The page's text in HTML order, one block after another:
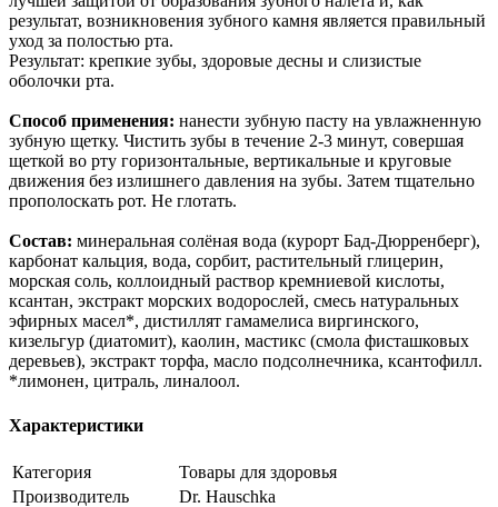
результат, возникновения зубного камня является правильный
уход за полостью рта.
Результат: крепкие зубы, здоровые десны и слизистые
оболочки рта.
Способ применения: нанести зубную пасту на увлажненную
зубную щетку. Чистить зубы в течение 2-3 минут, совершая
щеткой во рту горизонтальные, вертикальные и круговые
движения без излишнего давления на зубы. Затем тщательно
прополоскать рот. Не глотать.
Состав: минеральная солёная вода (курорт Бад-Дюрренберг),
карбонат кальция, вода, сорбит, растительный глицерин,
морская соль, коллоидный раствор кремниевой кислоты,
ксантан, экстракт морских водорослей, смесь натуральных
эфирных масел*, дистиллят гамамелиса виргинского,
кизельгур (диатомит), каолин, мастикс (смола фисташковых
деревьев), экстракт торфа, масло подсолнечника, ксантофилл.
*лимонен, цитраль, линалоол.
Характеристики
Категория
Товары для здоровья
Производитель
Dr. Hauschka